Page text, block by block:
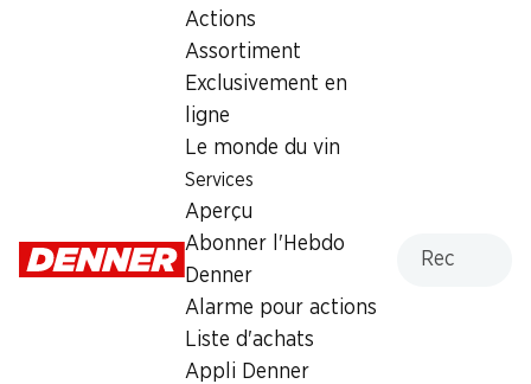
Actions
Assortiment
Exclusivement en
ligne
Le monde du vin
Services
Aperçu
Abonner l'Hebdo
Denner
Alarme pour actions
Liste d'achats
Appli Denner
Jeudi